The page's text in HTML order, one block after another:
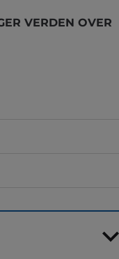
VERDEN OVER